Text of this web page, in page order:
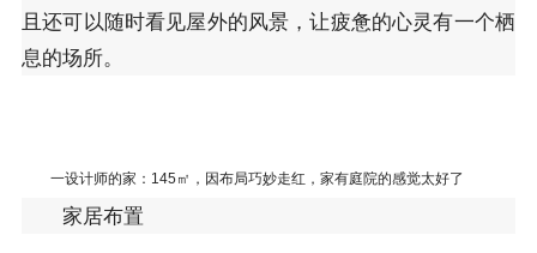
且还可以随时看见屋外的风景，让疲惫的心灵有一个栖
息的场所。
一设计师的家：145㎡，因布局巧妙走红，家有庭院的感觉太好了
家居布置